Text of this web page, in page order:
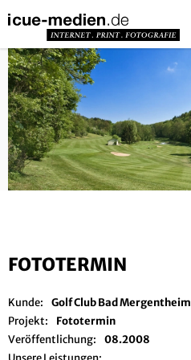
FOTOTERMIN
Kunde:
Golf Club Bad Mergentheim
Projekt:
Fototermin
Veröffentlichung:
08.2008